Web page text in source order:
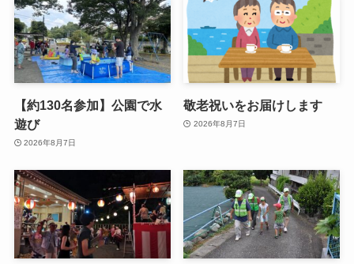
【約130名参加】公園で水
遊び
2026年8月7日
敬老祝いをお届けします
2026年8月7日